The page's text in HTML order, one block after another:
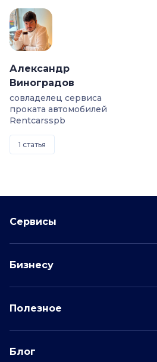
Александр
Виноградов
совладелец сервиса
проката автомобилей
Rentcarsspb
1 статья
Сервисы
Проверка водителя
Бизнесу
Проверка по отраслям
Полезное
О проекте
Блог